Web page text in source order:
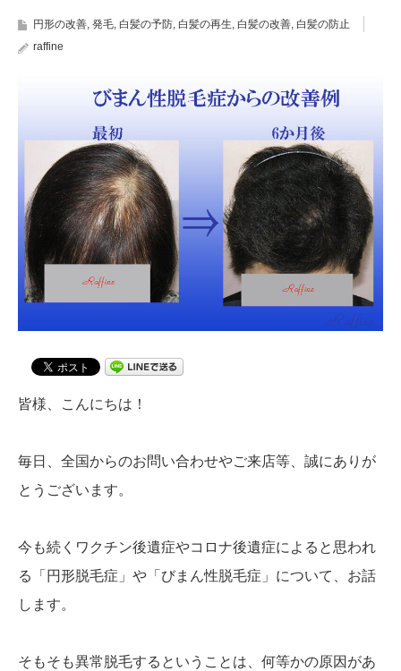
円形の改善 発毛 白髪の予防 白髪の再生 白髪の改善 白髪の防止
raffine
皆様、こんにちは！
毎日、全国からのお問い合わせやご来店等、誠にありが
とうございます。
今も続くワクチン後遺症やコロナ後遺症によると思われ
る「円形脱毛症」や「びまん性脱毛症」について、お話
します。
そもそも異常脱毛するということは、何等かの原因があ